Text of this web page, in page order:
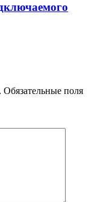
Обязательные поля